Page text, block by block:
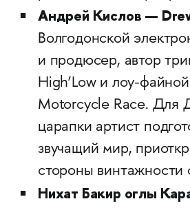
Андрей Кислов —
Волгодонской
и продюсер, автор
High’Low и лоу-
Motorcycle Race. Для
царапки артист
звучащий мир,
стороны винтажности
Нихат Бакир оглы